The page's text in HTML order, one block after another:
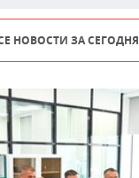
НОВОСТИ ЗА СЕГОДНЯ